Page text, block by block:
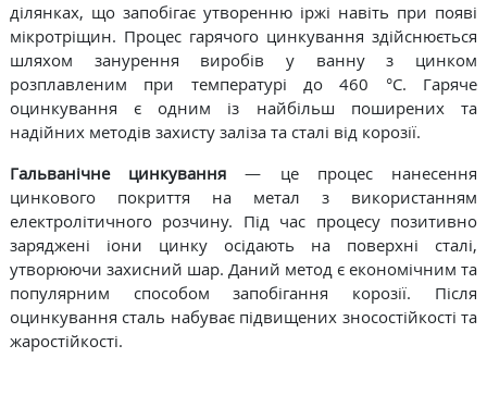
ділянках, що запобігає утворенню іржі навіть при появі
мікротріщин. Процес гарячого цинкування здійснюється
шляхом занурення виробів у ванну з цинком
розплавленим при температурі до 460 °C. Гаряче
оцинкування є одним із найбільш поширених та
надійних методів захисту заліза та сталі від корозії.
Гальванічне цинкування — це процес нанесення
цинкового покриття на метал з використанням
електролітичного розчину. Під час процесу позитивно
заряджені іони цинку осідають на поверхні сталі,
утворюючи захисний шар. Даний метод є економічним та
популярним способом запобігання корозії. Після
оцинкування сталь набуває підвищених зносостійкості та
жаростійкості.